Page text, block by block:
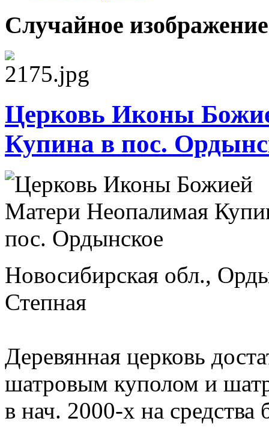
Случайное изображение
Церковь Иконы
Купина в пос.
Новосибирская обл.,
Степная
Деревянная церковь
шатровым куполом и
в нач. 2000-х на средства